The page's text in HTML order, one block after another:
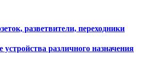
разветвители, переходники
различного назначения